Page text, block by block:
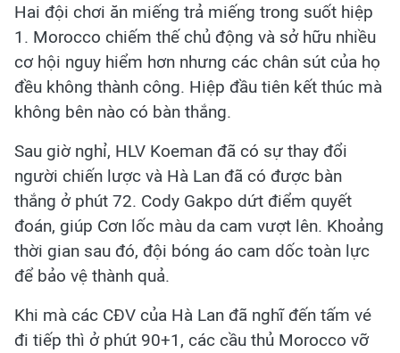
Hai đội chơi ăn miếng trả miếng trong suốt hiệp
1. Morocco chiếm thế chủ động và sở hữu nhiều
cơ hội nguy hiểm hơn nhưng các chân sút của họ
đều không thành công. Hiệp đầu tiên kết thúc mà
không bên nào có bàn thắng.
Sau giờ nghỉ, HLV Koeman đã có sự thay đổi
người chiến lược và Hà Lan đã có được bàn
thắng ở phút 72. Cody Gakpo dứt điểm quyết
đoán, giúp Cơn lốc màu da cam vượt lên. Khoảng
thời gian sau đó, đội bóng áo cam dốc toàn lực
để bảo vệ thành quả.
Khi mà các CĐV của Hà Lan đã nghĩ đến tấm vé
đi tiếp thì ở phút 90+1, các cầu thủ Morocco vỡ